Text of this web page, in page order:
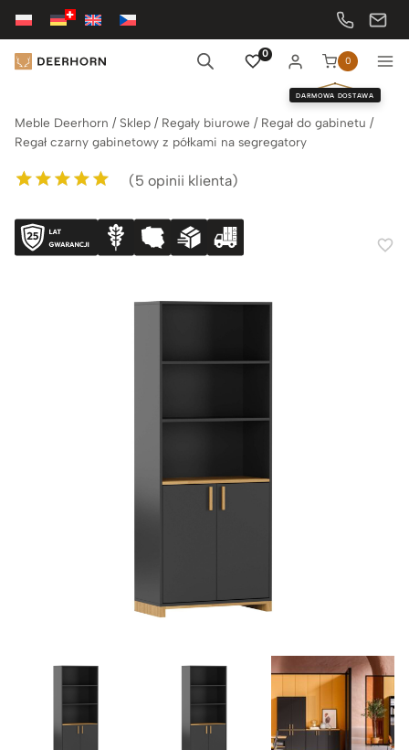
Przejdź
treści
0
0
DARMOWA DOSTAWA
Meble Deerhorn / Sklep / Regały biurowe / Regał do gabinetu /
Regał czarny gabinetowy z półkami na segregatory
5.00na 5 na
podstawie
ocen klientów
(5 opinii klienta)